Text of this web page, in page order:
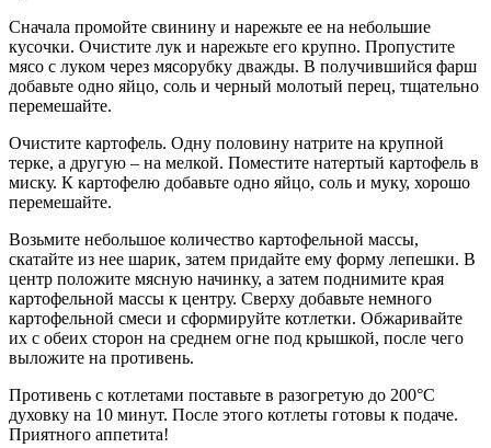
Сначала промойте свинину и нарежьте ее на небольшие
кусочки. Очистите лук и нарежьте его крупно. Пропустите
мясо с луком через мясорубку дважды. В получившийся фарш
добавьте одно яйцо, соль и черный молотый перец, тщательно
перемешайте.
Очистите картофель. Одну половину натрите на крупной
терке, а другую – на мелкой. Поместите натертый картофель в
миску. К картофелю добавьте одно яйцо, соль и муку, хорошо
перемешайте.
Возьмите небольшое количество картофельной массы,
скатайте из нее шарик, затем придайте ему форму лепешки. В
центр положите мясную начинку, а затем поднимите края
картофельной массы к центру. Сверху добавьте немного
картофельной смеси и сформируйте котлетки. Обжаривайте
их с обеих сторон на среднем огне под крышкой, после чего
выложите на противень.
Противень с котлетами поставьте в разогретую до 200°C
духовку на 10 минут. После этого котлеты готовы к подаче.
Приятного аппетита!